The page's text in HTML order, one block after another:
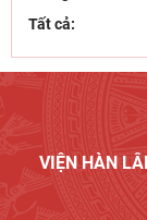
Tất cả:
VIỆN HÀN